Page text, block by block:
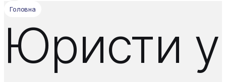
Головна
Юристи у